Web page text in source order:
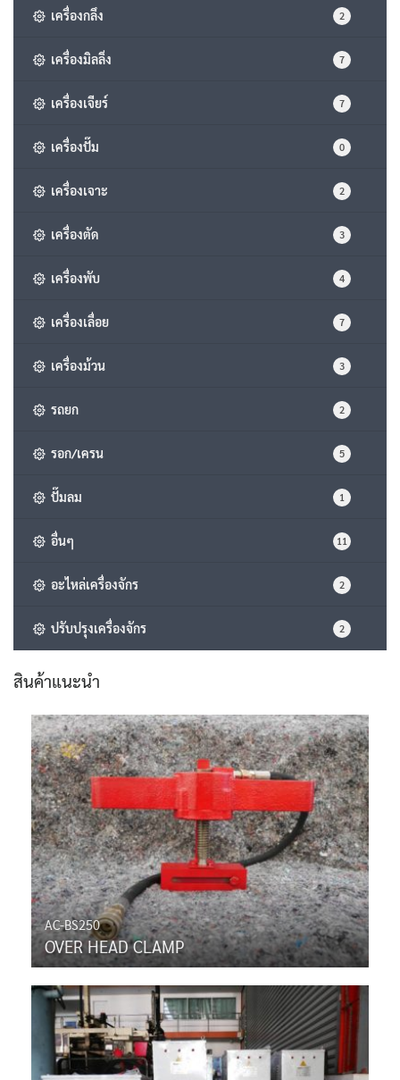
เครื่องกลึง 2
เครื่องมิลลิ่ง 7
เครื่องเจียร์ 7
เครื่องปั๊ม 0
เครื่องเจาะ 2
เครื่องตัด 3
เครื่องพับ 4
เครื่องเลื่อย 7
เครื่องม้วน 3
รถยก 2
รอก/เครน 5
ปั๊มลม 1
อื่นๆ 11
อะไหล่เครื่องจักร 2
ปรับปรุงเครื่องจักร 2
สินค้าแนะนำ
AC-BS250
OVER HEAD CLAMP